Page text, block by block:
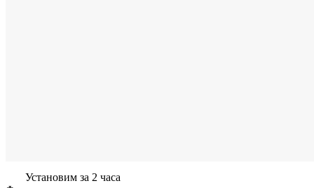
Установим за 2 часа